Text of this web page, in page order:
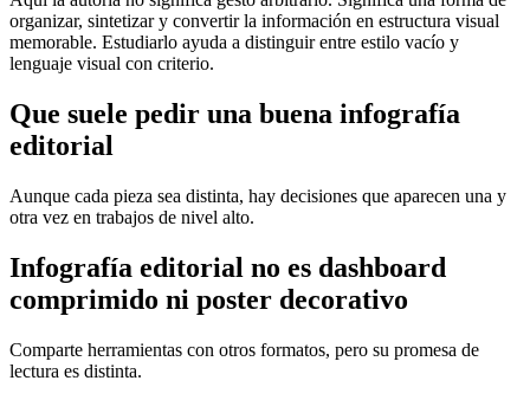
organizar, sintetizar y convertir la información en estructura visual
memorable. Estudiarlo ayuda a distinguir entre estilo vacío y
lenguaje visual con criterio.
Que suele pedir una buena infografía
editorial
Aunque cada pieza sea distinta, hay decisiones que aparecen una y
otra vez en trabajos de nivel alto.
Infografía editorial no es dashboard
comprimido ni poster decorativo
Comparte herramientas con otros formatos, pero su promesa de
lectura es distinta.